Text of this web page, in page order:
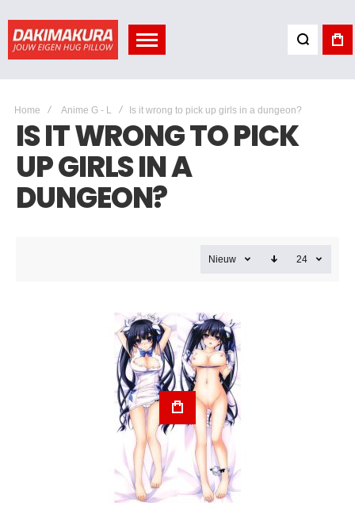
Home Anime G - L Is it wrong to pick up girls in a dungeon?
IS IT WRONG TO PICK
UP GIRLS IN A
DUNGEON?
Nieuw 24